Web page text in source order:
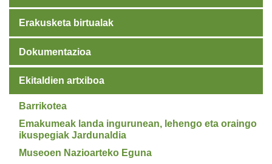
Erakusketa birtualak
Dokumentazioa
Ekitaldien artxiboa
Barrikotea
Emakumeak landa ingurunean, lehengo eta oraingo
ikuspegiak Jardunaldia
Museoen Nazioarteko Eguna